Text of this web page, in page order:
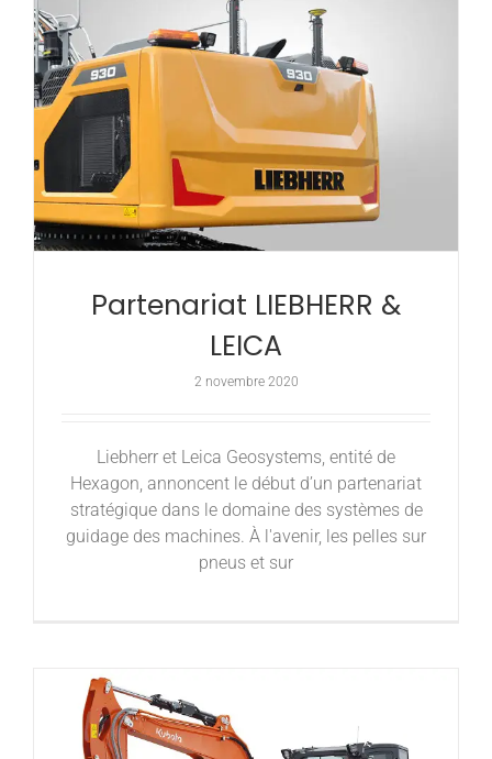
Partenariat LIEBHERR &
LEICA
2 novembre 2020
Liebherr et Leica Geosystems, entité de
Hexagon, annoncent le début d’un partenariat
stratégique dans le domaine des systèmes de
guidage des machines. À l'avenir, les pelles sur
pneus et sur